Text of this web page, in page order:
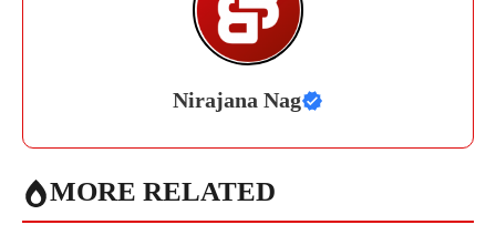
Nirajana Nag
MORE RELATED